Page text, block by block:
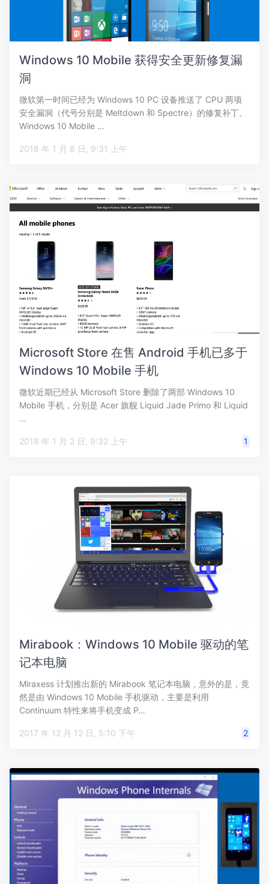
Windows 10 Mobile 获得安全更新修复漏
洞
微软第一时间已经为 Windows 10 PC 设备推送了 CPU 两项
安全漏洞（代号分别是 Meltdown 和 Spectre）的修复补丁。
Windows 10 Mobile …
2018 年 1 月 8 日, 9:31 上午
Microsoft Store 在售 Android 手机已多于
Windows 10 Mobile 手机
微软近期已经从 Microsoft Store 删除了两部 Windows 10
Mobile 手机，分别是 Acer 旗舰 Liquid Jade Primo 和 Liquid
…
2018 年 1 月 2 日, 9:32 上午 1
Mirabook：Windows 10 Mobile 驱动的笔
记本电脑
Miraxess 计划推出新的 Mirabook 笔记本电脑，意外的是，竟
然是由 Windows 10 Mobile 手机驱动，主要是利用
Continuum 特性来将手机变成 P…
2017 年 12 月 12 日, 5:10 下午 2